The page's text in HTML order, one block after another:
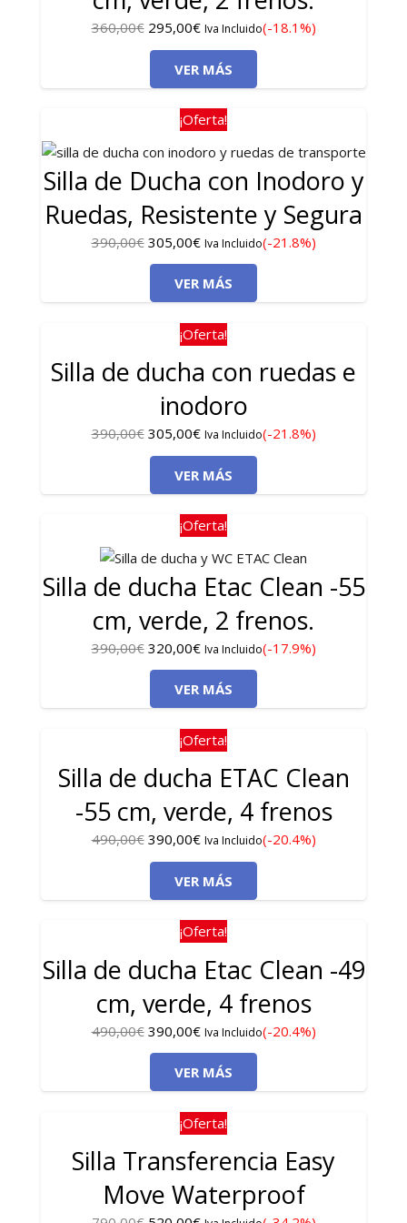
360,00€ El
precio
original
era:
360,00€.
295,00€El
precio
actual
es:
295,00€.
Iva Incluido(-18.1%)
VER MÁS
¡Oferta!
Silla de Ducha con Inodoro y
Ruedas, Resistente y Segura
390,00€ El
precio
original
era:
390,00€.
305,00€El
precio
actual
es:
305,00€.
Iva Incluido(-21.8%)
VER MÁS
¡Oferta!
Silla de ducha con ruedas e
inodoro
390,00€ El
precio
original
era:
390,00€.
305,00€El
precio
actual
es:
305,00€.
Iva Incluido(-21.8%)
VER MÁS
¡Oferta!
Silla de ducha Etac Clean -55
cm, verde, 2 frenos.
390,00€ El
precio
original
era:
390,00€.
320,00€El
precio
actual
es:
320,00€.
Iva Incluido(-17.9%)
VER MÁS
¡Oferta!
Silla de ducha ETAC Clean
-55 cm, verde, 4 frenos
490,00€ El
precio
original
era:
490,00€.
390,00€El
precio
actual
es:
390,00€.
Iva Incluido(-20.4%)
VER MÁS
¡Oferta!
Silla de ducha Etac Clean -49
cm, verde, 4 frenos
490,00€ El
precio
original
era:
490,00€.
390,00€El
precio
actual
es:
390,00€.
Iva Incluido(-20.4%)
VER MÁS
¡Oferta!
Silla Transferencia Easy
Move Waterproof